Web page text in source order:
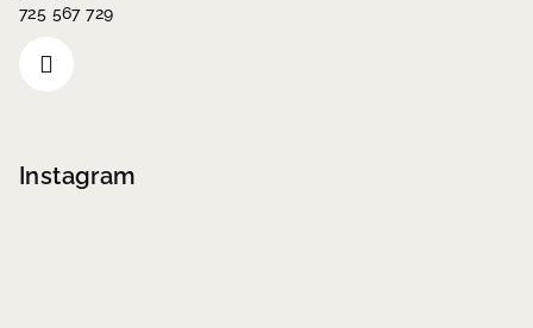
725 567 729
Instagram